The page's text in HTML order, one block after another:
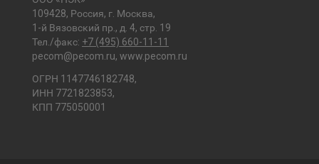
109428, Россия, г. Москва,
1-й Вязовский пр., д. 4, стр. 19
Тел./факс: +7 (495) 660-11-11
pecom@pecom.ru, www.pecom.ru
ОГРН 1147746182748,
ИНН 7721823853,
КПП 775050001